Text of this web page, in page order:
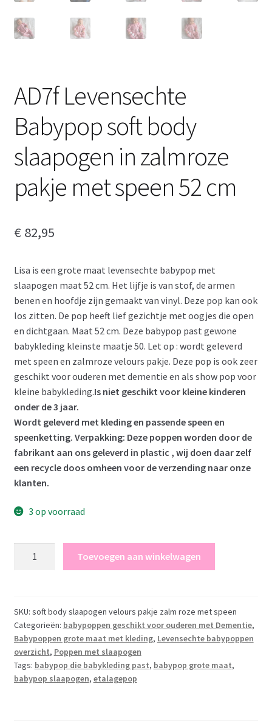
AD7f Levensechte
Babypop soft body
slaapogen in zalmroze
pakje met speen 52 cm
€ 82,95
Lisa is een grote maat levensechte babypop met
slaapogen maat 52 cm. Het lijfje is van stof, de armen
benen en hoofdje zijn gemaakt van vinyl. Deze pop kan ook
los zitten. De pop heeft lief gezichtje met oogjes die open
en dichtgaan. Maat 52 cm. Deze babypop past gewone
babykleding kleinste maatje 50. Let op : wordt geleverd
met speen en zalmroze velours pakje. Deze pop is ook zeer
geschikt voor ouderen met dementie en als show pop voor
kleine babykleding.Is niet geschikt voor kleine kinderen
onder de 3 jaar.
Wordt geleverd met kleding en passende speen en
speenketting. Verpakking: Deze poppen worden door de
fabrikant aan ons geleverd in plastic , wij doen daar zelf
een recycle doos omheen voor de verzending naar onze
klanten.
3 op voorraad
body
slaapogen
in
zalmroze
pakje
met
Toevoegen aan winkelwagen
SKU: soft body slaapogen velours pakje zalm roze met speen
Categorieën: babypoppen geschikt voor ouderen met Dementie,
Babypoppen grote maat met kleding, Levensechte babypoppen
overzicht, Poppen met slaapogen
Tags: babypop die babykleding past, babypop grote maat,
babypop slaapogen, etalagepop